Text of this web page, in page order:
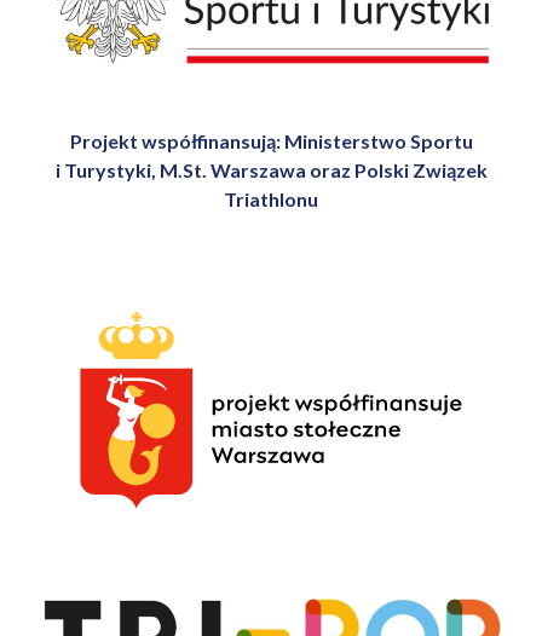
Projekt współfinansują: Ministerstwo Sportu
i Turystyki, M.St. Warszawa oraz Polski Związek
Triathlonu